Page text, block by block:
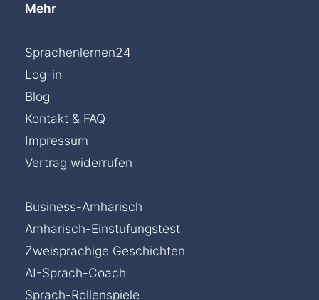
Mehr
Sprachenlernen24
Log-in
Blog
Kontakt & FAQ
Impressum
Vertrag widerrufen
Business-Amharisch
Amharisch-Einstufungstest
Zweisprachige Geschichten
AI-Sprach-Coach
Sprach-Rollenspiele